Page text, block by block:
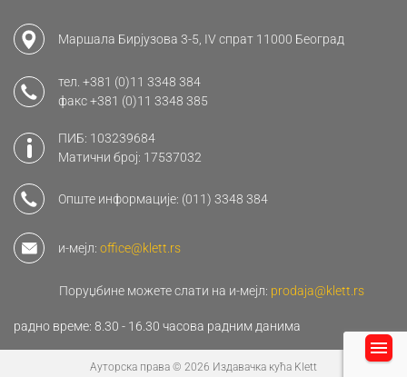
Маршала Бирјузова 3-5, IV спрат 11000 Београд
тел. +381 (0)11 3348 384
факс+381 (0)11 3348 385
ПИБ: 103239684
Матични број: 17537032
Опште информације: (011) 3348 384
и-мејл: office@klett.rs
Поруџбине можете слати на и-мејл: prodaja@klett.rs
радно време: 8.30 - 16.30 часова радним данима
Ауторска права © 2026 Издавачка кућа Klett